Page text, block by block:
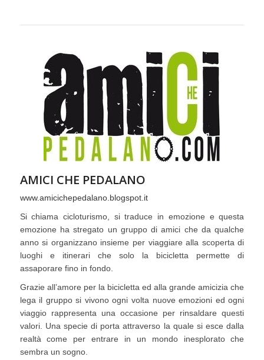
AMICI CHE PEDALANO
www.amicichepedalano.blogspot.it
Si chiama cicloturismo, si traduce in emozione e questa
emozione ha stregato un gruppo di amici che da qualche
anno si organizzano insieme per viaggiare alla scoperta di
luoghi e itinerari che solo la bicicletta permette di
assaporare fino in fondo.
Grazie all’amore per la bicicletta ed alla grande amicizia che
lega il gruppo si vivono ogni volta nuove emozioni ed ogni
viaggio rappresenta una occasione per rinsaldare questi
valori. Una specie di porta attraverso la quale si esce dalla
realtà come per entrare in un mondo inesplorato che
sembra un sogno.